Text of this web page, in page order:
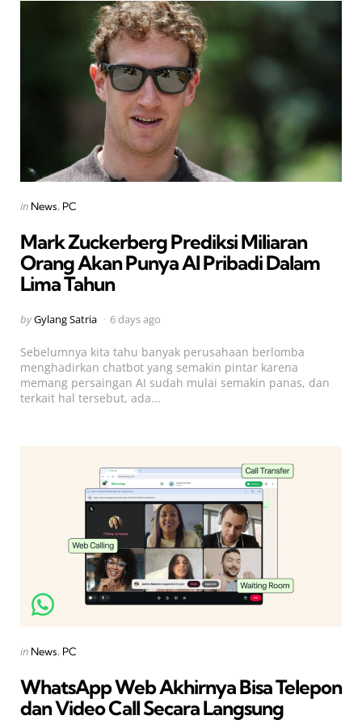
Categories
Posted
in News PC
Mark Zuckerberg Prediksi Miliaran
Orang Akan Punya AI Pribadi Dalam
Lima Tahun
Posted
byGylang Satria 6 days ago
Sebelumnya kita tahu banyak perusahaan berlomba
menghadirkan chatbot yang semakin pintar karena
memang persaingan AI sudah mulai semakin panas, dan
terkait hal tersebut, ada...
Categories
Posted
in News PC
WhatsApp Web Akhirnya Bisa Telepon
dan Video Call Secara Langsung